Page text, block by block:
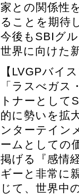
家との関係性
ることを期待
今後もSBIグ
世界に向けた
【LVGPバイ
「ラスべガ
トナーとして
的に勢いを拡
ンターテイン
ームとしての
掲げる『感情
ギーと非常に
じて、世界中